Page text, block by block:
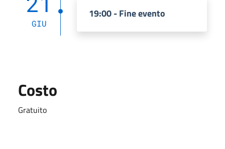
GIU
19:00 - Fine evento
Costo
Gratuito